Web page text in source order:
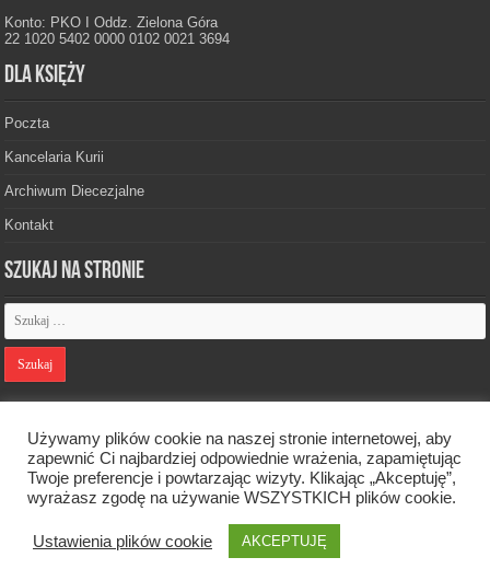
Konto: PKO I Oddz. Zielona Góra
22 1020 5402 0000 0102 0021 3694
Dla księży
Poczta
Kancelaria Kurii
Archiwum Diecezjalne
Kontakt
Szukaj na stronie
Designed by Webdawid
Oficjalna strona Diecezji Zielonogórsko-Gorzowskiej. © 2026. Wszelkie
prawa zastrzeżone.
Używamy plików cookie na naszej stronie internetowej, aby
zapewnić Ci najbardziej odpowiednie wrażenia, zapamiętując
Twoje preferencje i powtarzając wizyty. Klikając „Akceptuję”,
wyrażasz zgodę na używanie WSZYSTKICH plików cookie.
Ustawienia plików cookie AKCEPTUJĘ